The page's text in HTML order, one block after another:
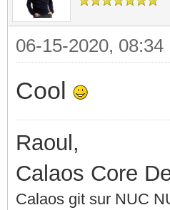
06-15-2020, 08:34
Cool
Raoul,
Calaos Core
Calaos git sur NUC